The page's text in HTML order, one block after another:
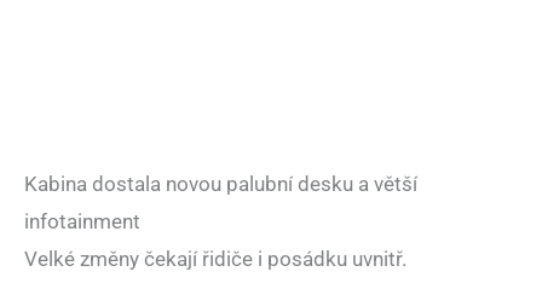
Kabina dostala novou palubní desku a větší
infotainment
Velké změny čekají řidiče i posádku uvnitř.